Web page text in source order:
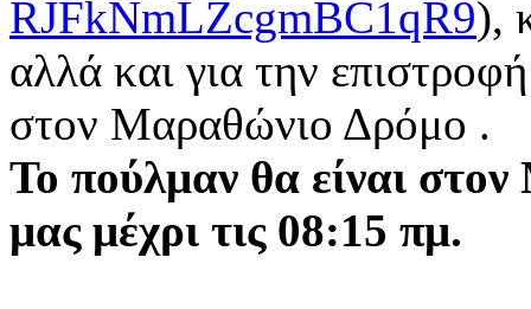
RJFkNmLZcgmBC1qR9),
αλλά και για την
στον Μαραθώνιο Δρόμο .
Το πούλμαν θα είναι
μας μέχρι τις 08:15 πμ.